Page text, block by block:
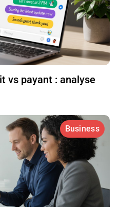
vs payant : analyse
Business